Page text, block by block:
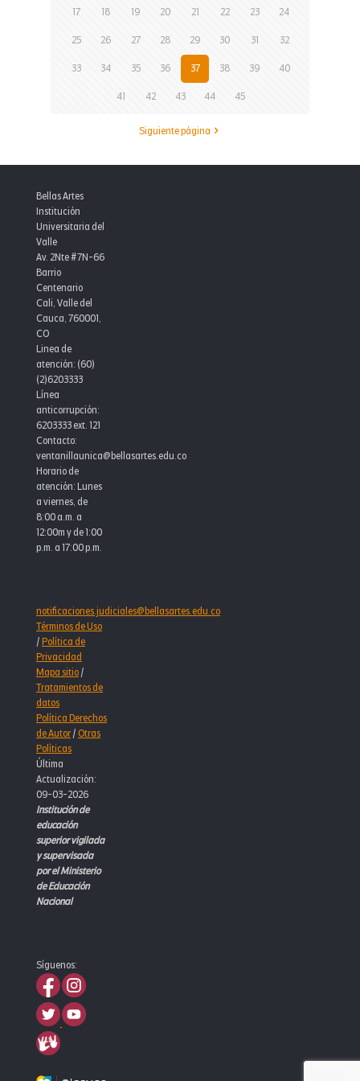
17 18 19 20 21 22 23 24
25 26 27 28 29 30 31 32
33 34 35 36 37 38 39 40
41 42 43 44 45
Siguiente página
Bellas Artes
Institución
Universitaria del
Valle
Av. 2Nte #7N-66
Barrio
Centenario
Cali, Valle del
Cauca, 760001,
CO
Linea de
atención: (60)
(2)6203333
Línea
anticorrupción:
6203333 ext. 121
Contacto:
ventanillaunica@bellasartes.edu.co
Horario de
atención: Lunes
a viernes, de
8:00 a.m. a
12:00m y de 1:00
p.m. a 17:00 p.m.
notificaciones.judiciales@bellasartes.edu.co
Términos de Uso
/Política de
Privacidad
Mapa sitio/
Tratamientos de
datos
Política Derechos
de Autor/Otras
Políticas
Última
Actualización:
09-03-2026
Institución de
educación
superior vigilada
y supervisada
por el Ministerio
de Educación
Nacional
Síguenos: